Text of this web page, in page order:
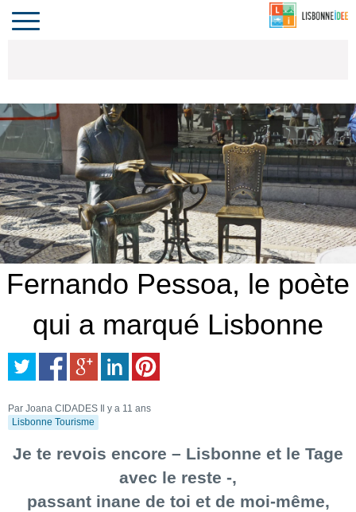
LE PORTUGAL
Toggle
navigation
Fernando Pessoa, le poète
qui a marqué Lisbonne
Par Joana CIDADES
Il y a 11 ans
Lisbonne Tourisme
Je te revois encore – Lisbonne et le Tage
avec le reste -,
passant inane de toi et de moi-même,